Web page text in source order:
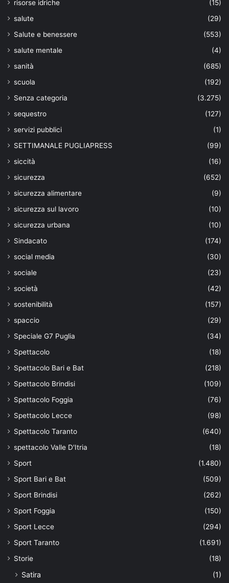
risorse idriche
(15)
salute
(29)
Salute e benessere
(553)
salute mentale
(4)
sanità
(685)
scuola
(192)
Senza categoria
(3.275)
sequestro
(127)
servizi pubblici
(1)
SETTIMANALE PUGLIAPRESS
(99)
siccità
(16)
sicurezza
(652)
sicurezza alimentare
(9)
sicurezza sul lavoro
(10)
sicurezza urbana
(10)
Sindacato
(174)
social media
(30)
sociale
(23)
società
(42)
sostenibilità
(157)
spaccio
(29)
Speciale G7 Puglia
(34)
Spettacolo
(18)
Spettacolo Bari e Bat
(218)
Spettacolo Brindisi
(109)
Spettacolo Foggia
(76)
Spettacolo Lecce
(98)
Spettacolo Taranto
(640)
spettacolo Valle D'Itria
(18)
Sport
(1.480)
Sport Bari e Bat
(509)
Sport Brindisi
(262)
Sport Foggia
(150)
Sport Lecce
(294)
Sport Taranto
(1.691)
Storie
(18)
Satira (1)